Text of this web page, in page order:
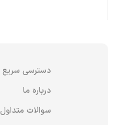
دسترسی سریع
درباره ما
سوالات متداول